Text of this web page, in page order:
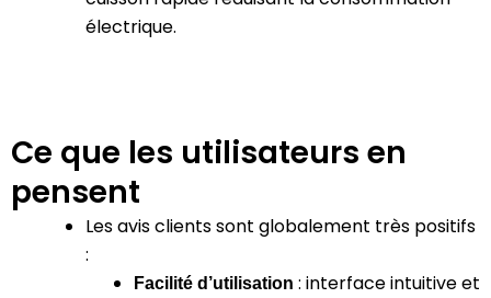
électrique.
Ce que les utilisateurs en
pensent
Les avis clients sont globalement très positifs
:
Facilité d’utilisation : interface intuitive et